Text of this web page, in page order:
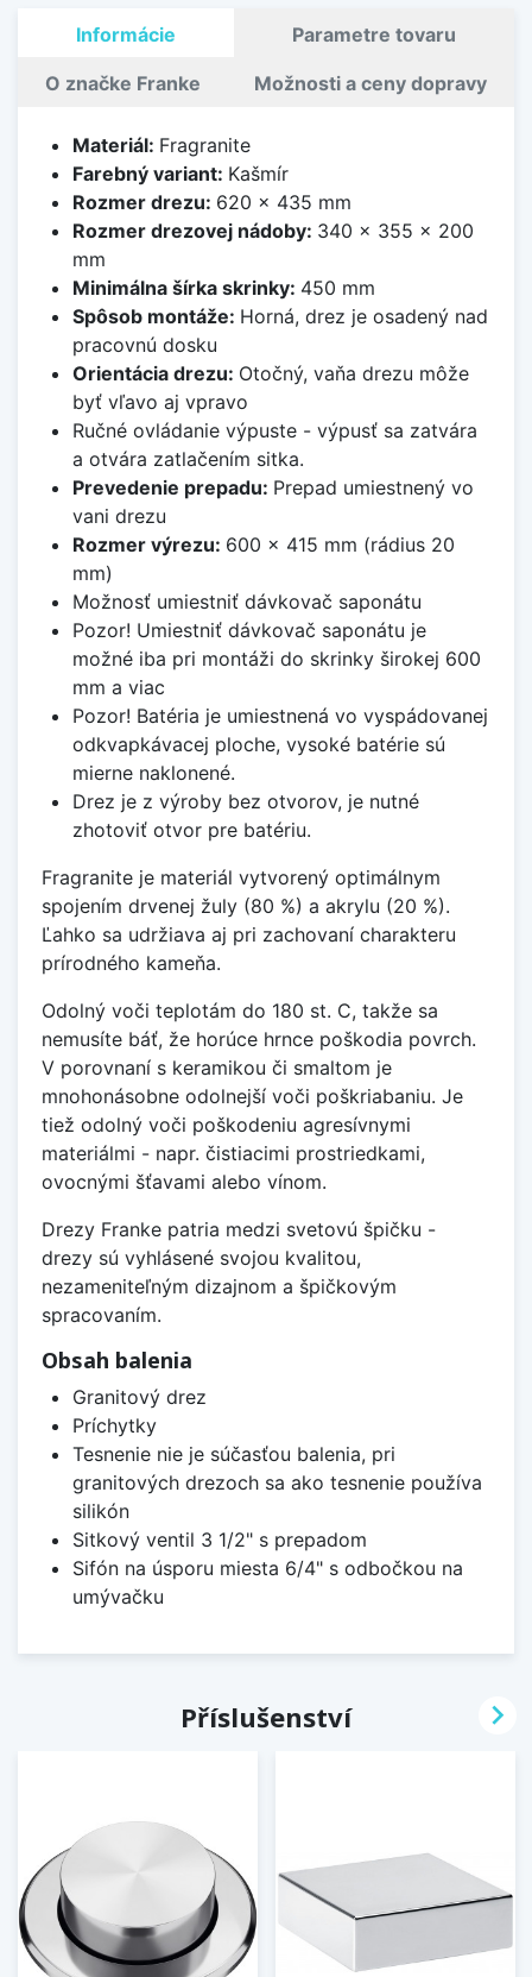
Informácie Parametre tovaru
O značke Franke Možnosti a ceny dopravy
Materiál: Fragranite
Farebný variant: Kašmír
Rozmer drezu: 620 x 435 mm
Rozmer drezovej nádoby: 340 x 355 x 200
mm
Minimálna šírka skrinky: 450 mm
Spôsob montáže: Horná, drez je osadený nad
pracovnú dosku
Orientácia drezu: Otočný, vaňa drezu môže
byť vľavo aj vpravo
Ručné ovládanie výpuste - výpusť sa zatvára
a otvára zatlačením sitka.
Prevedenie prepadu: Prepad umiestnený vo
vani drezu
Rozmer výrezu: 600 x 415 mm (rádius 20
mm)
Možnosť umiestniť dávkovač saponátu
Pozor! Umiestniť dávkovač saponátu je
možné iba pri montáži do skrinky širokej 600
mm a viac
Pozor! Batéria je umiestnená vo vyspádovanej
odkvapkávacej ploche, vysoké batérie sú
mierne naklonené.
Drez je z výroby bez otvorov, je nutné
zhotoviť otvor pre batériu.
Fragranite je materiál vytvorený optimálnym
spojením drvenej žuly (80 %) a akrylu (20 %).
Ľahko sa udržiava aj pri zachovaní charakteru
prírodného kameňa.
Odolný voči teplotám do 180 st. C, takže sa
nemusíte báť, že horúce hrnce poškodia povrch.
V porovnaní s keramikou či smaltom je
mnohonásobne odolnejší voči poškriabaniu. Je
tiež odolný voči poškodeniu agresívnymi
materiálmi - napr. čistiacimi prostriedkami,
ovocnými šťavami alebo vínom.
Drezy Franke patria medzi svetovú špičku -
drezy sú vyhlásené svojou kvalitou,
nezameniteľným dizajnom a špičkovým
spracovaním.
Obsah balenia
Granitový drez
Príchytky
Tesnenie nie je súčasťou balenia, pri
granitových drezoch sa ako tesnenie používa
silikón
Sitkový ventil 3 1/2" s prepadom
Sifón na úsporu miesta 6/4" s odbočkou na
umývačku
Příslušenství 